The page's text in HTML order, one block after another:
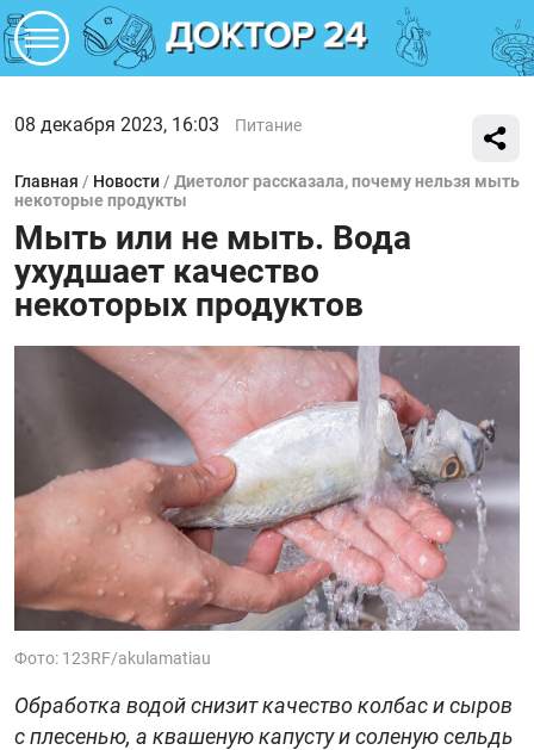
08 декабря 2023, 16:03 Питание
Главная / Новости / Диетолог рассказала, почему нельзя мыть
некоторые продукты
Мыть или не мыть. Вода
ухудшает качество
некоторых продуктов
Фото: 123RF/akulamatiau
Обработка водой снизит качество колбас и сыров
с плесенью, а квашеную капусту и соленую сельдь